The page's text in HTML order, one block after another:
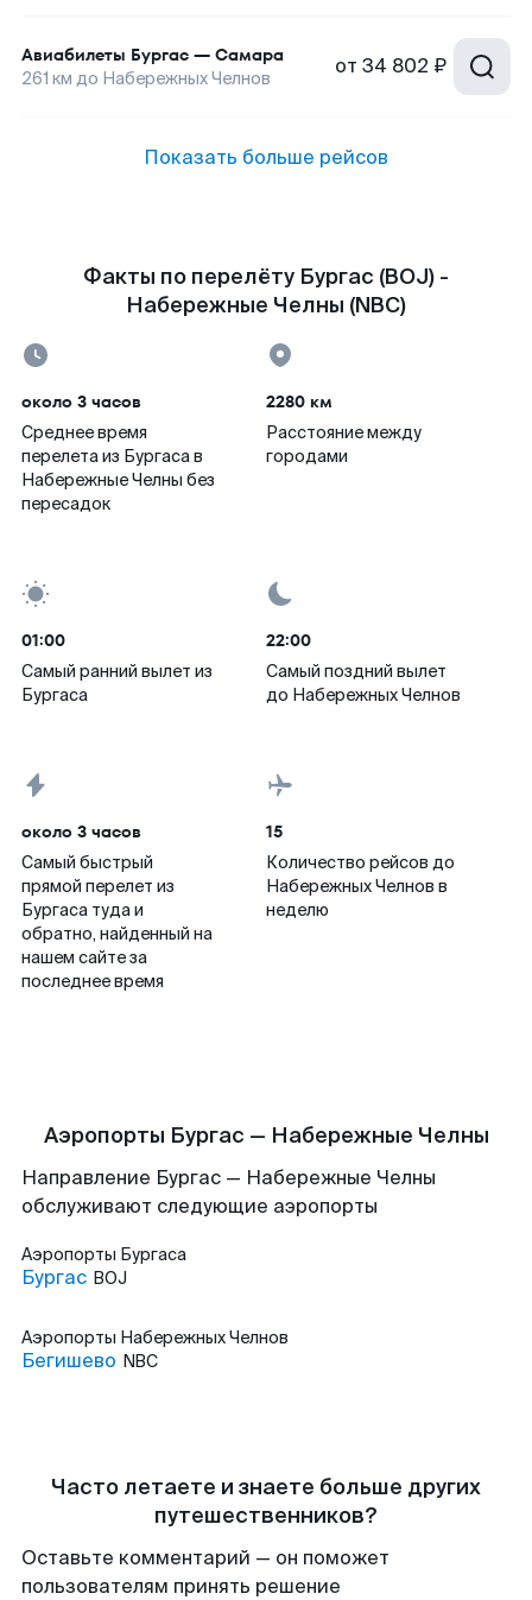
Авиабилеты Бургас — Самара
261 км до Набережных Челнов от 34 802 ₽
Показать больше рейсов
Факты по перелёту Бургас (BOJ) -
Набережные Челны (NBC)
около 3 часов
Среднее время
перелета из Бургаса в
Набережные Челны без
пересадок
2280 км
Расстояние между
городами
01:00
Самый ранний вылет из
Бургаса
22:00
Самый поздний вылет
до Набережных Челнов
около 3 часов
Самый быстрый
прямой перелет из
Бургаса туда и
обратно, найденный на
нашем сайте за
последнее время
15
Количество рейсов до
Набережных Челнов в
неделю
Аэропорты Бургас — Набережные Челны
Направление Бургас — Набережные Челны
обслуживают следующие аэропорты
Аэропорты Бургаса
Бургас BOJ
Аэропорты Набережных Челнов
Бегишево NBC
Часто летаете и знаете больше других
путешественников?
Оставьте комментарий — он поможет
пользователям принять решение